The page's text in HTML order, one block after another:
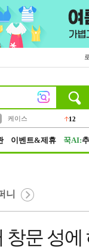
생수
454
이벤트&제휴 꾹AI:
니
창문 성에